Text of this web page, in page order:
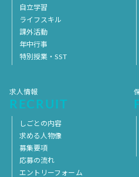
自立学習
ライフスキル
課外活動
年中行事
特別授業・SST
求人情報
RECRUIT
しごとの内容
求める人物像
募集要項
応募の流れ
エントリーフォーム